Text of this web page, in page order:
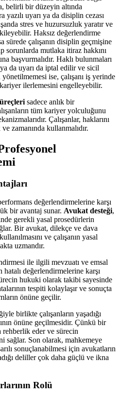
belirli bir düzeyin altında
yazılı uyarı ya da disiplin cezası
stres ve huzursuzluk yaratır ve
Haksız değerlendirme
sürede çalışanın disiplin geçmişine
sorunlarda mutlaka itiraz hakkını
başvurmalıdır. Haklı bulunmaları
da uyarı da iptal edilir ve sicil
ise, çalışanı iş yerinde
ilerlemesini engelleyebilir.
sadece anlık bir
tüm kariyer yolculuğunu
Çalışanlar, haklarını
zamanında kullanmalıdır.
değerlendirmelerine karşı
bir avantaj sunar. Avukat desteği,
gerekli yasal prosedürlerin
Bir avukat, dilekçe ve dava
ve çalışanın yasal
uzmandır.
ile ilgili mevzuatı ve emsal
değerlendirmelerine karşı
hukuki olarak takibi sayesinde
tespiti kolaylaşır ve sonuçta
önüne geçilir.
birlikte çalışanların yaşadığı
önüne geçilmesidir. Çünkü bir
rehberlik eder ve sürecin
sağlar. Son olarak, mahkemeye
sonuçlanabilmesi için avukatların
deliller çok daha güçlü ve ikna
Rolü